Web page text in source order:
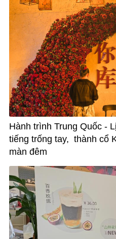
Hành trình Trung Quốc -
tiếng trống tay, thành cổ
màn đêm